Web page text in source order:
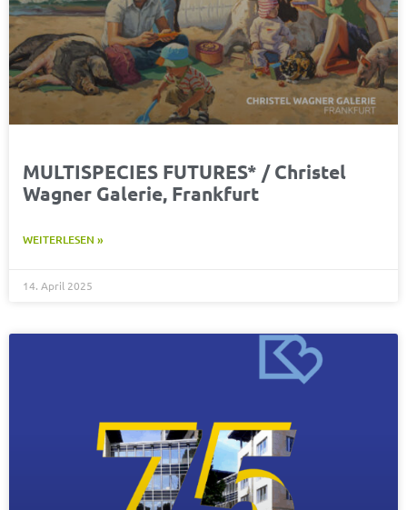
MULTISPECIES FUTURES* / Christel
Wagner Galerie, Frankfurt
WEITERLESEN »
14. April 2025